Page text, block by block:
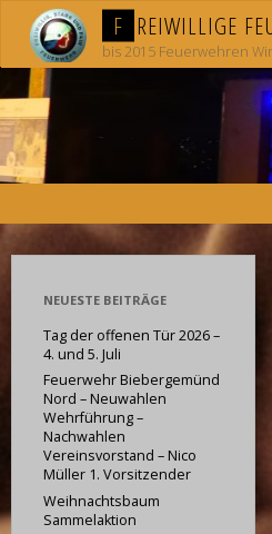
content
F REIWIL L IGE FE
bis 2015 Feuerwehren
NEUESTE BEITRÄGE
Tag der offenen Tür 2026 –
4. und 5. Juli
Feuerwehr Biebergemünd
Nord – Neuwahlen
Wehrführung –
Nachwahlen
Vereinsvorstand – Nico
Müller 1. Vorsitzender
Weihnachtsbaum
Sammelaktion